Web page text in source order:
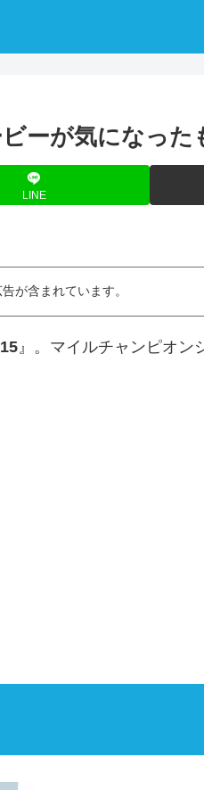
ーが気になった
LINE
が含まれています。
』。マイルチャンピオン